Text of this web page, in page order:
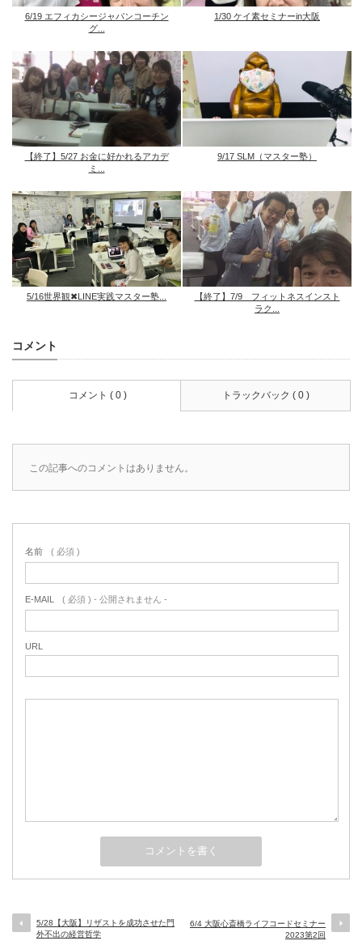
6/19 エフィカシージャパンコーチン
グ...
1/30 ケイ素セミナーin大阪
【終了】5/27 お金に好かれるアカデ
ミ...
9/17 SLM（マスター塾）
5/16世界観✖︎LINE実践マスター塾...
【終了】7/9 フィットネスインスト
ラク...
コメント
コメント ( 0 ) トラックバック ( 0 )
この記事へのコメントはありません。
名前 ( 必須 )
E-MAIL ( 必須 ) - 公開されません -
URL
5/28【大阪】リザストを成功させた門
外不出の経営哲学
6/4 大阪心斎橋ライフコードセミナー
2023第2回